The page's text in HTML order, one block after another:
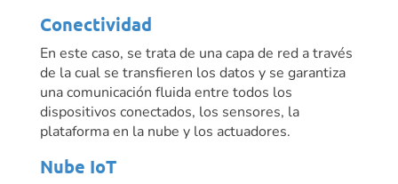
Conectividad
En este caso, se trata de una capa de red a través
de la cual se transfieren los datos y se garantiza
una comunicación fluida entre todos los
dispositivos conectados, los sensores, la
plataforma en la nube y los actuadores.
Nube IoT